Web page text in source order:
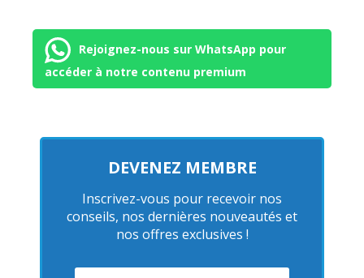
Rejoignez-nous sur WhatsApp pour
accéder à notre contenu premium
DEVENEZ MEMBRE
Inscrivez-vous pour recevoir nos
conseils, nos dernières nouveautés et
nos offres exclusives !